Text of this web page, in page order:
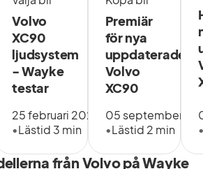
månadskostnaden
när du
köper en
Volvo
Selekt.
Detta
månaders
fri
Serviceavtal
Volvo
XC90
ljudsystem
- Wayke
testar
25 februari 2026
•Lästid 3 min
Premiär
för nya
uppdaterade
Volvo
XC90
05 september
•Lästid 2 min
från Volvo på Wayke